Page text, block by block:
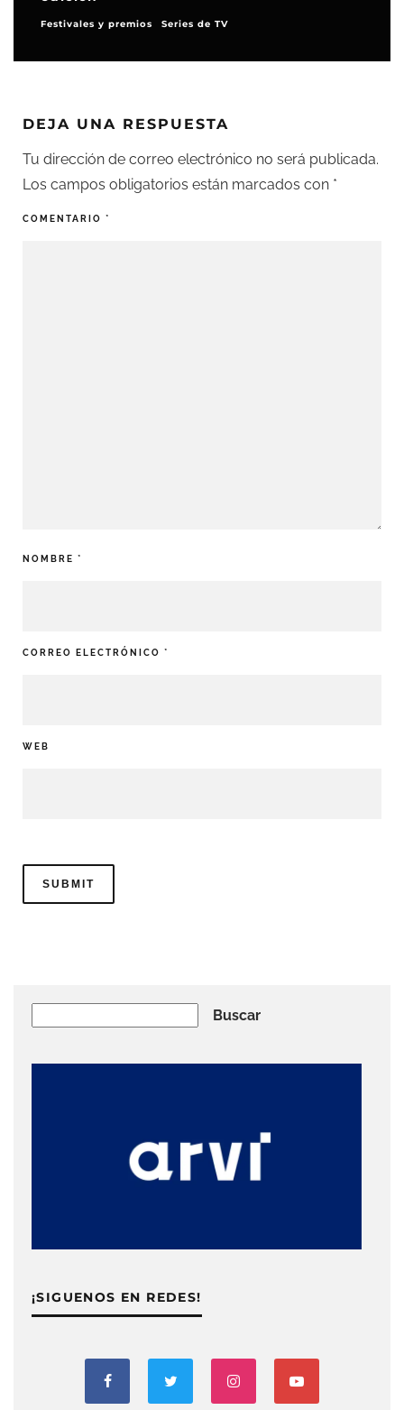
Festivales y premios Series de TV
DEJA UNA RESPUESTA
Tu dirección de correo electrónico no será publicada.
Los campos obligatorios están marcados con *
COMENTARIO *
NOMBRE *
CORREO ELECTRÓNICO *
WEB
Buscar
¡SIGUENOS EN REDES!